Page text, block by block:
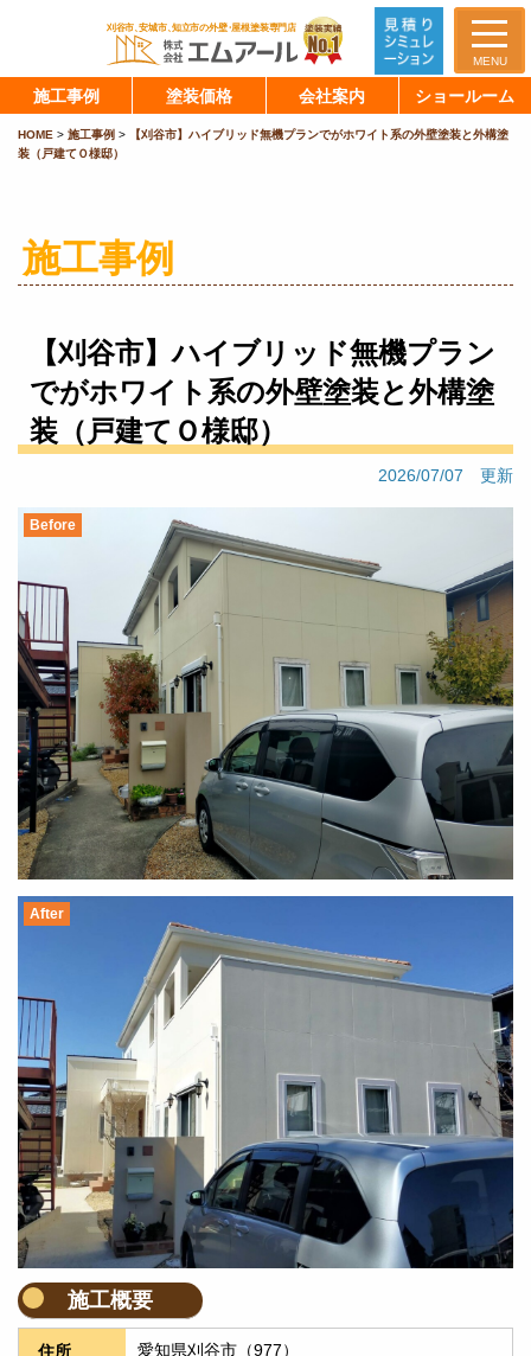
MENU
施工事例 塗装価格 会社案内 ショールーム
HOME > 施工事例 >
【刈谷市】ハイブリッド無機プランでがホワイト系の外壁塗装と外構塗
装（戸建てＯ様邸）
施工事例
【刈谷市】ハイブリッド無機プラン
でがホワイト系の外壁塗装と外構塗
装（戸建てＯ様邸）
2026/07/07 更新
Before
After
施工概要
住所 愛知県刈谷市（977）